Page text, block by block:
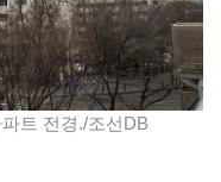
트 전경./조선DB